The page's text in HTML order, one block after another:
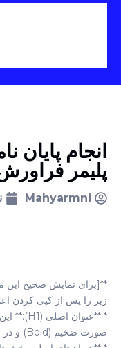
انجام پایان
پلیمر
Mahyarmni
**[برای نمایش صحیح این
زیر را پس از کپی کردن
صورت ضخیم (Bold) و در مرکز صفحه قرار گیرد.